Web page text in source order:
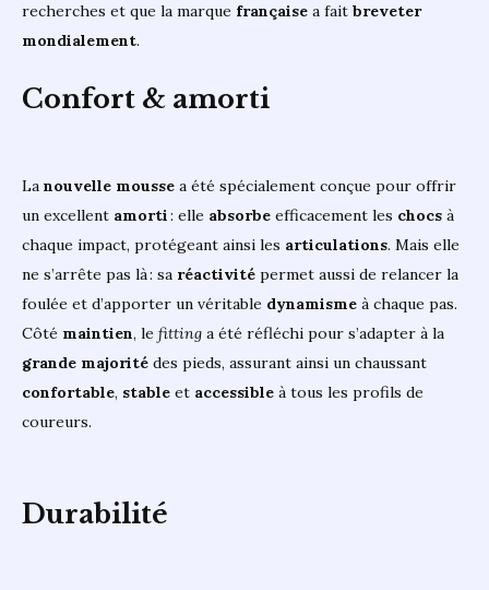
recherches et que la marque française a fait breveter
mondialement.
Confort & amorti
La nouvelle mousse a été spécialement conçue pour offrir
un excellent amorti: elle absorbe efficacement les chocs à
chaque impact, protégeant ainsi les articulations. Mais elle
ne s’arrête pas là : sa réactivité permet aussi de relancer la
foulée et d’apporter un véritable dynamisme à chaque pas.
Côté maintien, le fitting a été réfléchi pour s’adapter à la
grande majorité des pieds, assurant ainsi un chaussant
confortable, stable et accessible à tous les profils de
coureurs.
Durabilité